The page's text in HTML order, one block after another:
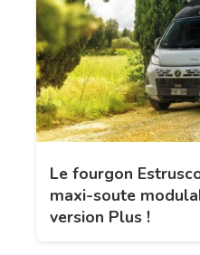
Le fourgon
maxi-soute
version Plus !